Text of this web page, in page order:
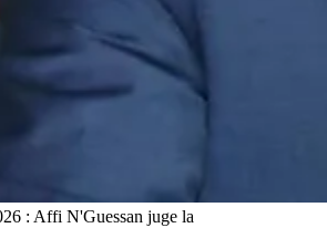
: Affi N'Guessan juge la